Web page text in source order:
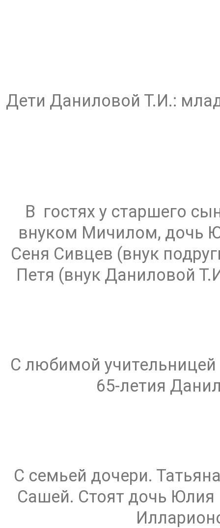
Дети Даниловой Т.И.:
В гостях у старшего
внуком Мичилом, дочь
Сеня Сивцев (внук
Петя (внук Даниловой
С любимой
65-летия
С семьей дочери.
Сашей. Стоят дочь Юлия